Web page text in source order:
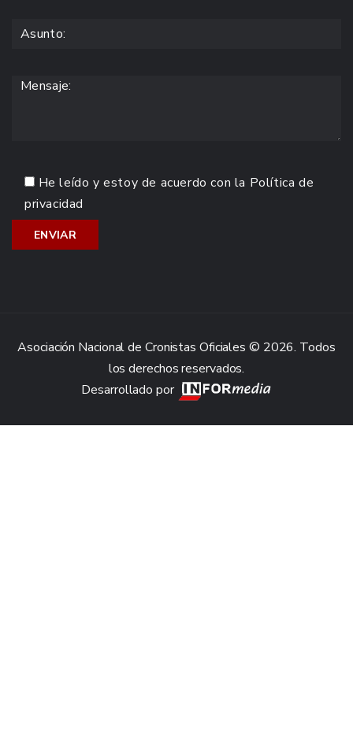
He leído y estoy de acuerdo con la Política de
privacidad
Asociación Nacional de Cronistas Oficiales © 2026. Todos
los derechos reservados.
Desarrollado por